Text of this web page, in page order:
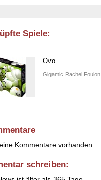
Spiele:
Ovo
Gigamic Rachel Foulon
Kommentare vorhanden
schreiben: